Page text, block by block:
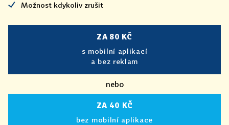
Možnost kdykoliv zrušit
ZA 80 KČ
s mobilní aplikací
a bez reklam
nebo
ZA 40 KČ
bez mobilní aplikace